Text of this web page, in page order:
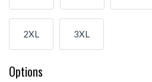
2XL 3XL
Options